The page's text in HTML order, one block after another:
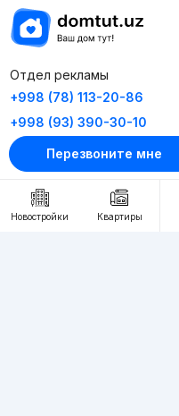
Перезвоните мне
Новостройки Квартиры
Отдел рекламы
+998 (78) 113-20-86
+998 (93) 390-30-10
Пн-Пт. С 9:30 до 18:00
RU UZ